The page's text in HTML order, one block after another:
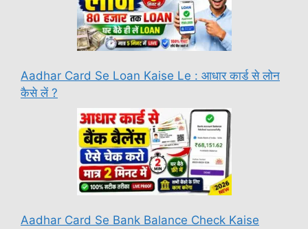
Aadhar Card Se Loan Kaise Le : आधार कार्ड से लोन
कैसे लें ?
Aadhar Card Se Bank Balance Check Kaise